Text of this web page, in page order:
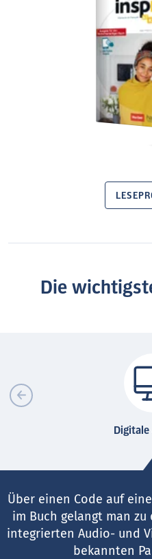
Die
Digitale
Über einen Code auf
im Buch gelangt man
integrierten Audio- und
bekannten